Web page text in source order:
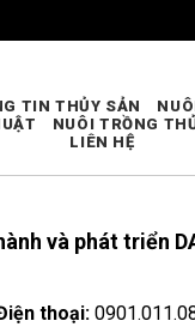
và phát triển
thoại:
TIN THỦY SẢN
NUÔI TRỒNG
LIÊN HỆ